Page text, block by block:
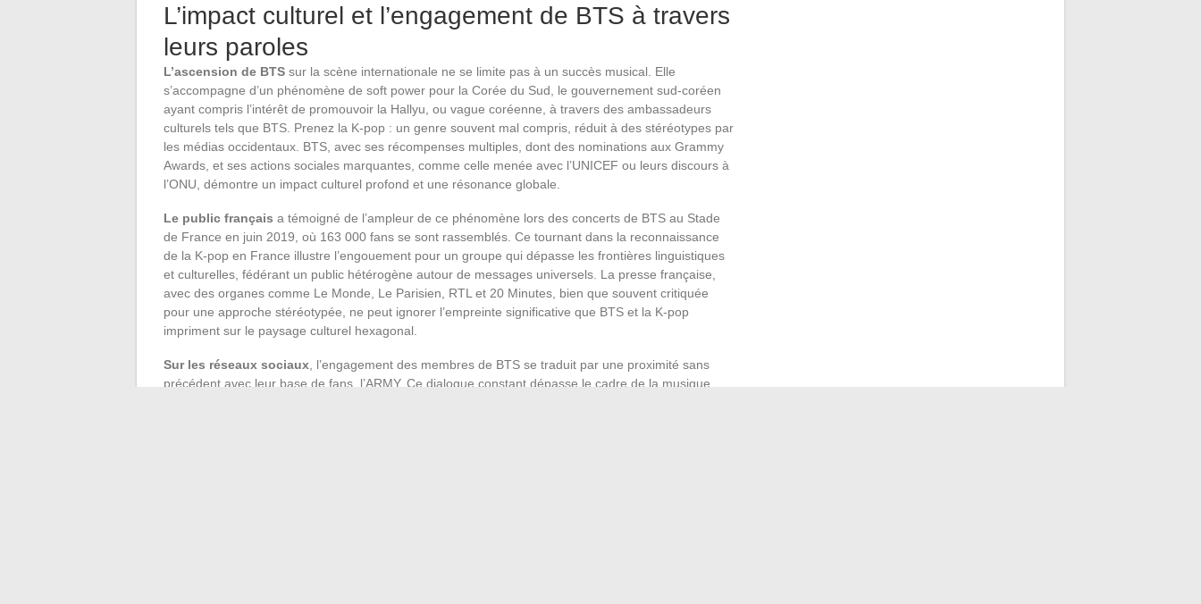
L’impact culturel et l’engagement de BTS à travers
leurs paroles
L’ascension de BTS sur la scène internationale ne se limite pas à un succès musical. Elle
s’accompagne d’un phénomène de soft power pour la Corée du Sud, le gouvernement sud-coréen
ayant compris l’intérêt de promouvoir la Hallyu, ou vague coréenne, à travers des ambassadeurs
culturels tels que BTS. Prenez la K-pop : un genre souvent mal compris, réduit à des stéréotypes par
les médias occidentaux. BTS, avec ses récompenses multiples, dont des nominations aux Grammy
Awards, et ses actions sociales marquantes, comme celle menée avec l’UNICEF ou leurs discours à
l’ONU, démontre un impact culturel profond et une résonance globale.
Le public français a témoigné de l’ampleur de ce phénomène lors des concerts de BTS au Stade
de France en juin 2019, où 163 000 fans se sont rassemblés. Ce tournant dans la reconnaissance
de la K-pop en France illustre l’engouement pour un groupe qui dépasse les frontières linguistiques
et culturelles, fédérant un public hétérogène autour de messages universels. La presse française,
avec des organes comme Le Monde, Le Parisien, RTL et 20 Minutes, bien que souvent critiquée
pour une approche stéréotypée, ne peut ignorer l’empreinte significative que BTS et la K-pop
impriment sur le paysage culturel hexagonal.
Sur les réseaux sociaux , l’engagement des membres de BTS se traduit par une proximité sans
précédent avec leur base de fans, l’ARMY. Ce dialogue constant dépasse le cadre de la musique